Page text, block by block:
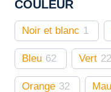
COULEUR
Noir et blanc 1
Bleu 62 Vert 22
Orange 32